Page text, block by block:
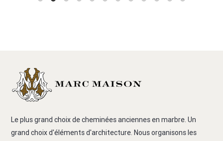
Le plus grand choix de cheminées anciennes en marbre. Un
grand choix d'éléments d'architecture. Nous organisons les